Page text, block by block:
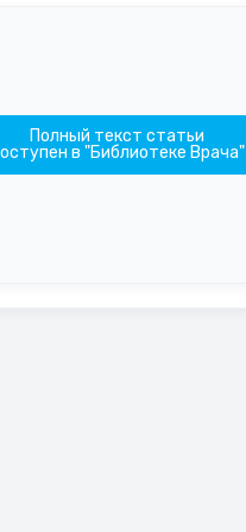
Полный текст статьи
в "Библиотеке Врача"